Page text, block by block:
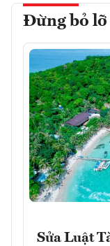
Đừng bỏ lỡ
Sửa Luật